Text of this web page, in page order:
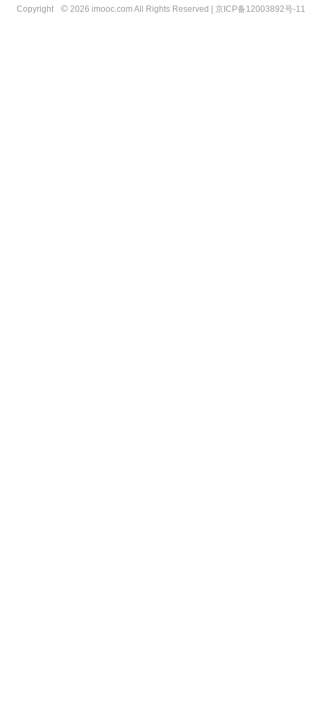
Copyright 2026 imooc.com All Rights Reserved | 京ICP备12003892号-11